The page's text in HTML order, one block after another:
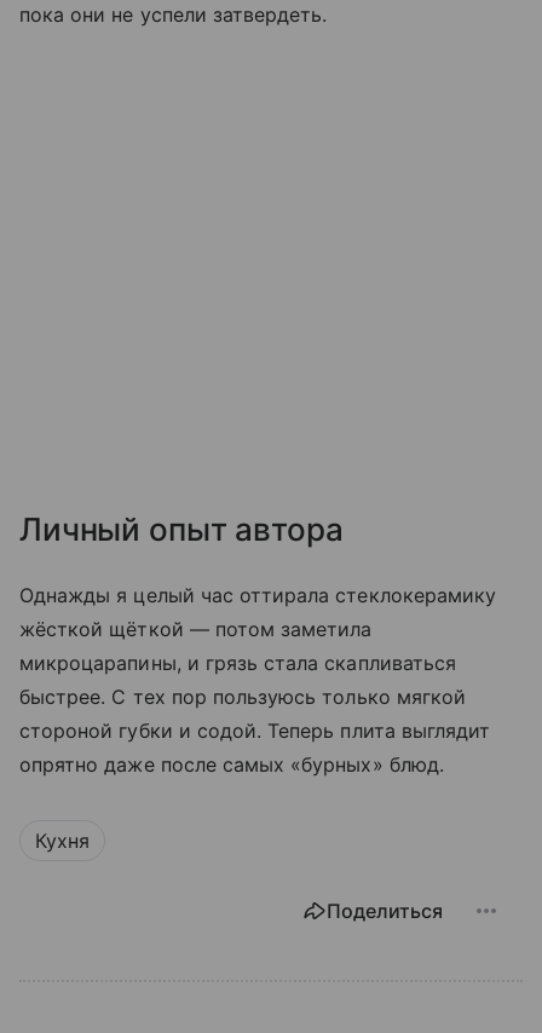
пока они не успели затвердеть.
Личный опыт автора
Однажды я целый час оттирала стеклокерамику
жёсткой щёткой — потом заметила
микроцарапины, и грязь стала скапливаться
быстрее. С тех пор пользуюсь только мягкой
стороной губки и содой. Теперь плита выглядит
опрятно даже после самых «бурных» блюд.
Кухня
Поделиться